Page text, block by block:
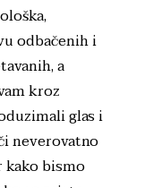
odbačenih i
a
kroz
glas i
neverovatno
kako bismo